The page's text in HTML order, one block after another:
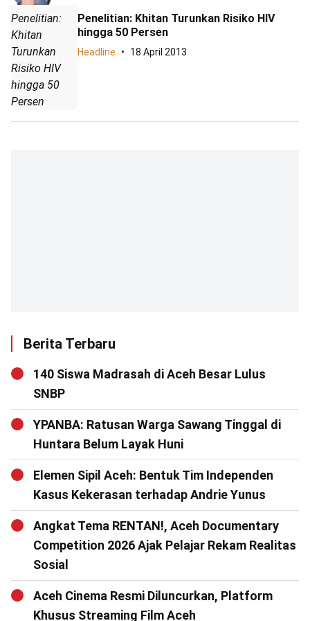
Penelitian:
Khitan
Turunkan
Risiko HIV
hingga 50
Persen
Penelitian: Khitan Turunkan Risiko HIV
hingga 50 Persen
Headline 18 April 2013
Berita Terbaru
140 Siswa Madrasah di Aceh Besar Lulus
SNBP
YPANBA: Ratusan Warga Sawang Tinggal di
Huntara Belum Layak Huni
Elemen Sipil Aceh: Bentuk Tim Independen
Kasus Kekerasan terhadap Andrie Yunus
Angkat Tema RENTAN!, Aceh Documentary
Competition 2026 Ajak Pelajar Rekam Realitas
Sosial
Aceh Cinema Resmi Diluncurkan, Platform
Khusus Streaming Film Aceh